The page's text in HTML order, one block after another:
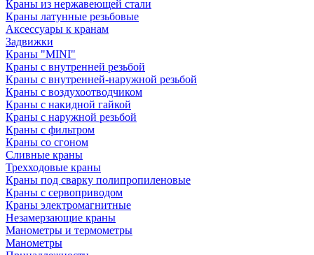
Краны из нержавеющей стали
Краны латунные резьбовые
Аксессуары к кранам
Задвижки
Краны "MINI"
Краны с внутренней резьбой
Краны с внутренней-наружной резьбой
Краны с воздухоотводчиком
Краны с накидной гайкой
Краны с наружной резьбой
Краны с фильтром
Краны со сгоном
Сливные краны
Трехходовые краны
Краны под сварку полипропиленовые
Краны с сервоприводом
Краны электромагнитные
Незамерзающие краны
Манометры и термометры
Манометры